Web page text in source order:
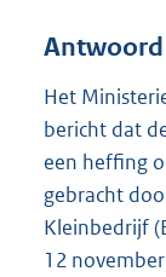
Het
bericht dat
een heffing
gebracht
Kleinbedrijf
12